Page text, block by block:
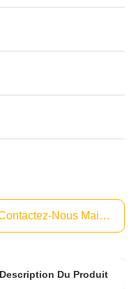
Nous Maintenant
Description Du Produit